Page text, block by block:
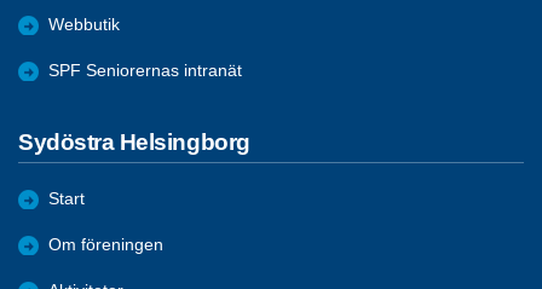
Webbutik
SPF Seniorernas intranät
Sydöstra Helsingborg
Start
Om föreningen